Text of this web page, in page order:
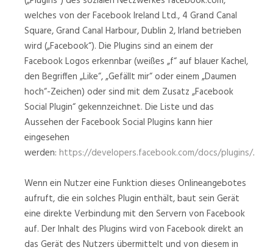
welches von der Facebook Ireland Ltd., 4 Grand Canal
Square, Grand Canal Harbour, Dublin 2, Irland betrieben
wird („Facebook“). Die Plugins sind an einem der
Facebook Logos erkennbar (weißes „f“ auf blauer Kachel,
den Begriffen „Like“, „Gefällt mir“ oder einem „Daumen
hoch“-Zeichen) oder sind mit dem Zusatz „Facebook
Social Plugin“ gekennzeichnet. Die Liste und das
Aussehen der Facebook Social Plugins kann hier
eingesehen
werden: https://developers.facebook.com/docs/plugins/.
Wenn ein Nutzer eine Funktion dieses Onlineangebotes
aufruft, die ein solches Plugin enthält, baut sein Gerät
eine direkte Verbindung mit den Servern von Facebook
auf. Der Inhalt des Plugins wird von Facebook direkt an
das Gerät des Nutzers übermittelt und von diesem in